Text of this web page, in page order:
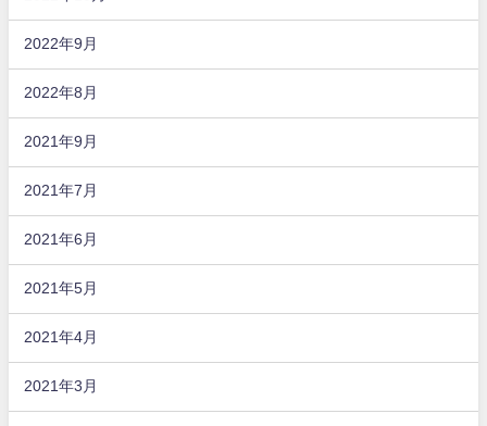
2022年9月
2022年8月
2021年9月
2021年7月
2021年6月
2021年5月
2021年4月
2021年3月